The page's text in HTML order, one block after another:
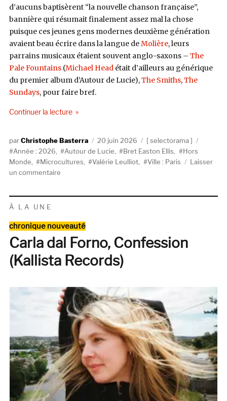
d’aucuns baptisèrent “la nouvelle chanson française”,
bannière qui résumait finalement assez mal la chose
puisque ces jeunes gens modernes deuxième génération
avaient beau écrire dans la langue deMolière, leurs
parrains musicaux étaient souvent anglo-saxons – The
Pale Fountains(Michael Headétait d’ailleurs au générique
du premier album d’Autour de Lucie),The Smiths,The
Sundays, pour faire bref.
Continuer la lecturede « SELECTORAMA : AUTOUR DE LUCIE »
AuteurChristophe Basterra
Publié
le
20 juin 2026 Catégories
selectorama
Année : 2026
Autour de Lucie Bret Easton Ellis
Hors
Monde
Microcultures Valérie Leulliot Ville : Paris
Laisser
un commentairesur
LUCIE
À LA UNE
Catégories
chronique nouveauté
Carla dal Forno, Confession
(Kallista Records)